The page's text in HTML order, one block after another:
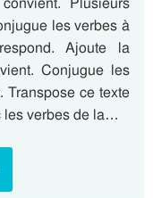
les verbes à
Ajoute la
Conjugue les
Transpose ce texte
les verbes de la…